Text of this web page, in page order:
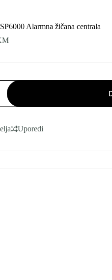
Alarmna žičana centrala
Uporedi